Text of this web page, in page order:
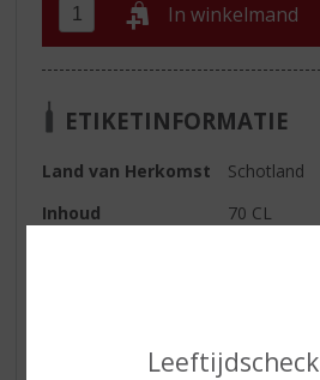
Leeftijdscheck
In winkelmand
ETIKETINFORMATIE
Land van Herkomst
Schotland
Inhoud
70 CL